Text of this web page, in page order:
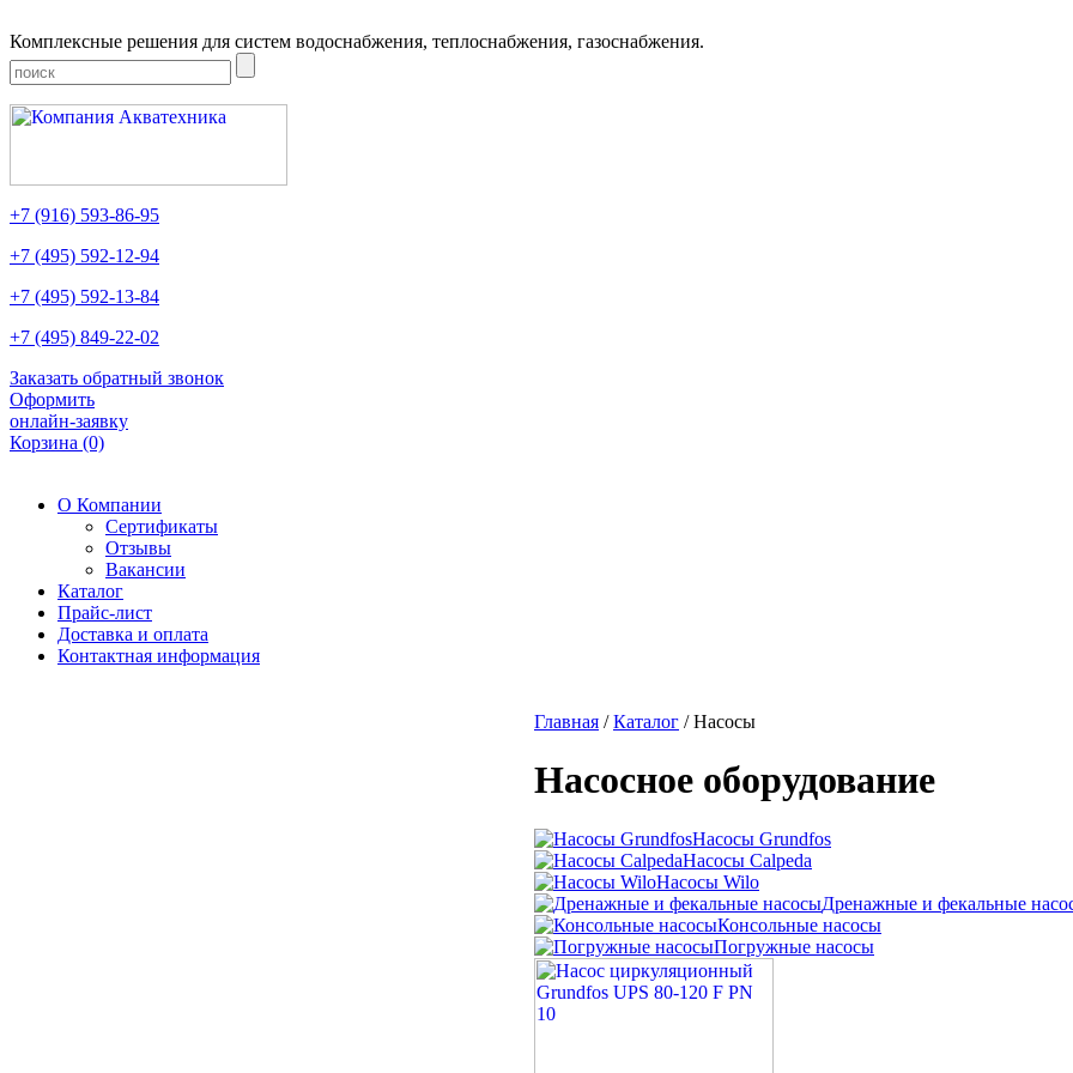
Комплексные решения для систем водоснабжения, теплоснабжения, газоснабжения.
+7 (916) 593-86-95
+7 (495) 592-12-94
+7 (495) 592-13-84
+7 (495) 849-22-02
Заказать обратный звонок
Оформить
онлайн-заявку
Корзина (0)
О Компании
Сертификаты
Отзывы
Вакансии
Каталог
Прайс-лист
Доставка и оплата
Контактная информация
Главная /Каталог /Насосы
Насосное оборудование
Насосы Grundfos
Насосы Calpeda
Насосы Wilo
Дренажные и фекальные
Консольные насосы
Погружные насосы